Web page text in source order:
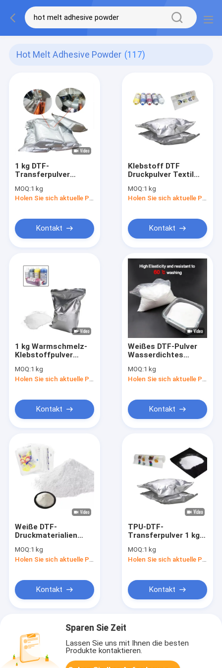
Hot Melt Adhesive Powder (117)
1 kg DTF-
Transferpulver
schmelzendes
Klebstoffpulver mit
MOQ:1 kg
Holen Sie sich aktuelle Preis
Kontakt
Klebstoff DTF
Druckpulver Textil
Copolyester
Heißschmelzklebstoff
MOQ:1 kg
Holen Sie sich aktuelle Preis
Kontakt
1 kg Warmschmelz-
Klebstoffpulver
Transferpulver für
den DTF-Druck
MOQ:1 kg
Kontakt
Weißes DTF-Pulver
Wasserdichtes
Klebstoffpulver mit
DTF-Transferfilm
MOQ:1 kg
Kontakt
Weiße DTF-
Druckmaterialien
DTF-Hotmelt-
Klebstoffpulver für
MOQ:1 kg
Kontakt
TPU-DTF-
Transferpulver 1 kg
schmelzendes
Klebstoffpulver für
MOQ:1 kg
Kontakt
Sparen Sie Zeit
Lassen Sie uns mit Ihnen die besten
Produkte kontaktieren.